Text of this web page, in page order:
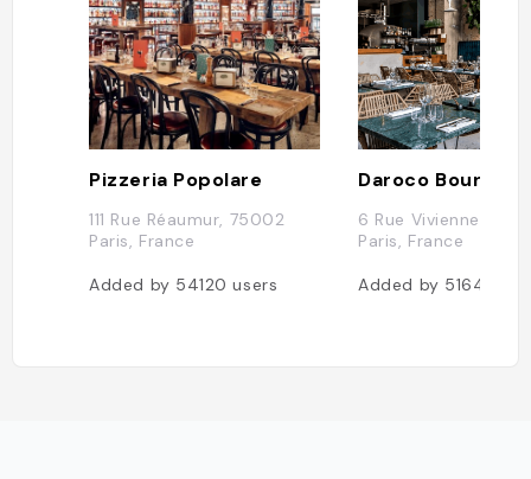
Pizzeria Popolare
111 Rue Réaumur, 75002
Paris, France
Added by 54120users
Daroco Bourse
6 Rue Vivienne,
Paris, France
Added by 51648